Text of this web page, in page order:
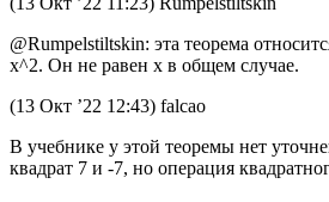
@Rumpelstiltskin: эта теорема
x^2. Он не равен x в общем случае.
(13 Окт ’22 12:43) falcao
В учебнике у этой теоремы нет
квадрат 7 и -7, но операция